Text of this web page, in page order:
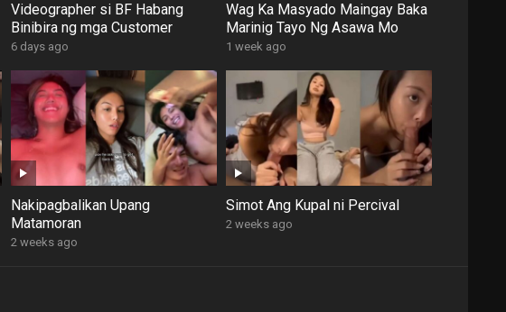
Videographer si BF Habang
Binibira ng mga Customer
6 days ago
Wag Ka Masyado Maingay Baka
Marinig Tayo Ng Asawa Mo
1 week ago
Nakipagbalikan Upang
Matamoran
2 weeks ago
Simot Ang Kupal ni Percival
2 weeks ago